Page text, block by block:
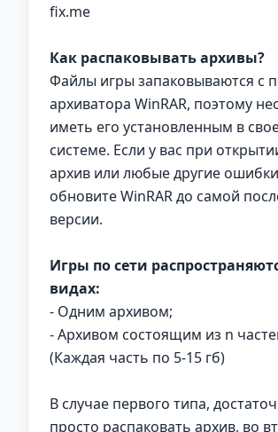
fix.me
Как распаковывать архивы?
Файлы игры запаковываются с
архиватора WinRAR, поэтому
иметь его установленным в
системе. Если у вас при
архив или любые другие
обновите WinRAR до самой
версии.
Игры по сети
видах:
- Одним архивом;
- Архивом состоящим из n
(Каждая часть по 5-15 гб)
В случае первого типа,
просто распаковать архив, во